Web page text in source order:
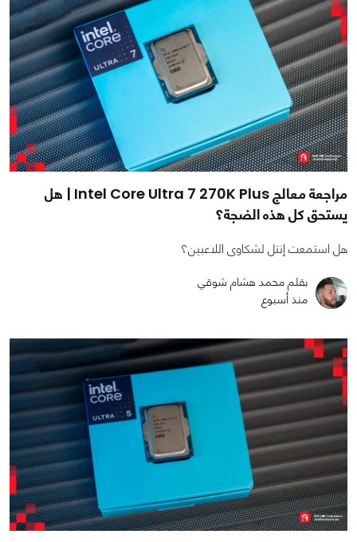
مراجعة معالج Intel Core Ultra 7 270K Plus | هل
يستحق كل هذه الضجة؟
هل استمعت إنتل لشكاوى اللاعبين؟
بقلم محمد هشام شوقي
منذ أسبوع